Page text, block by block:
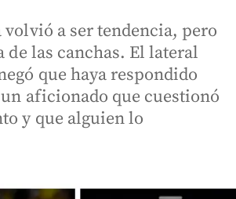
volvió a ser tendencia, pero
de las canchas. El lateral
que haya respondido
aficionado que cuestionó
y que alguien lo